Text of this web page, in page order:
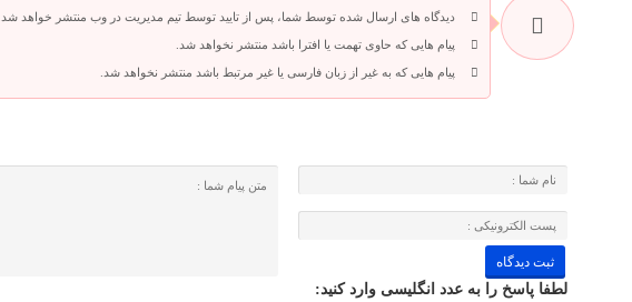
دیدگاه های ارسال شده توسط شما، پس از تایید توسط تیم مدیریت در وب منتشر خواهد شد.
پیام هایی که حاوی تهمت یا افترا باشد منتشر نخواهد شد.
پیام هایی که به غیر از زبان فارسی یا غیر مرتبط باشد منتشر نخواهد شد.
لطفا پاسخ را به عدد انگلیسی وارد کنید: